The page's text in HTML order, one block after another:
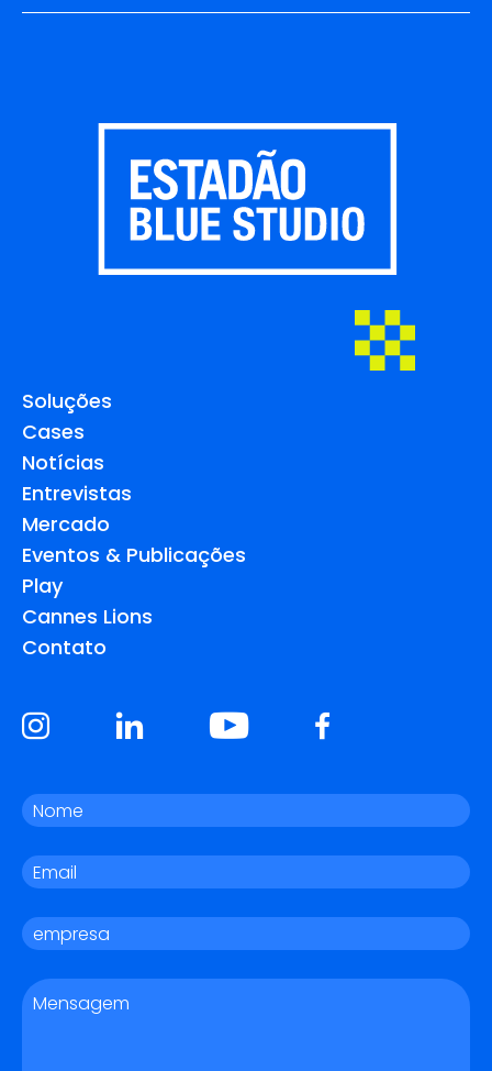
Soluções
Cases
Notícias
Entrevistas
Mercado
Eventos & Publicações
Play
Cannes Lions
Contato